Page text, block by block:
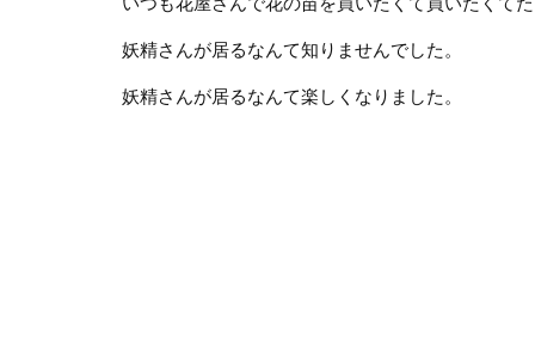
妖精さんが居るなんて知りませんでした。
妖精さんが居るなんて楽しくなりました。